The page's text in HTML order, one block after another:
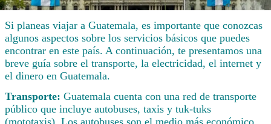
Si planeas viajar a Guatemala, es importante que conozcas
algunos aspectos sobre los servicios básicos que puedes
encontrar en este país. A continuación, te presentamos una
breve guía sobre el transporte, la electricidad, el internet y
el dinero en Guatemala.
Transporte: Guatemala cuenta con una red de transporte
público que incluye autobuses, taxis y tuk-tuks